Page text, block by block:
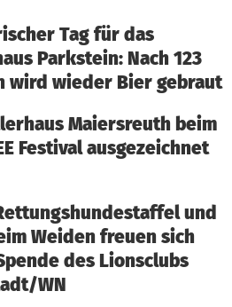
Tag für das
Parkstein: Nach 123
wird wieder Bier gebraut
Maiersreuth beim
Festival ausgezeichnet
und
Weiden freuen sich
des Lionsclubs
WN